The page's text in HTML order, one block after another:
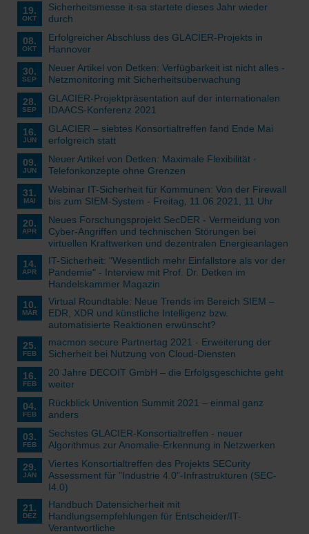
19.
OKT
Sicherheitsmesse it-sa startete dieses Jahr wieder
durch
08.
OKT
Erfolgreicher Abschluss des GLACIER-Projekts in
Hannover
30.
SEP
Neuer Artikel von Detken: Verfügbarkeit ist nicht alles -
Netzmonitoring mit Sicherheitsüberwachung
28.
SEP
GLACIER-Projektpräsentation auf der internationalen
IDAACS-Konferenz 2021
16.
JUN
GLACIER – siebtes Konsortialtreffen fand Ende Mai
erfolgreich statt
09.
JUN
Neuer Artikel von Detken: Maximale Flexibilität -
Telefonkonzepte ohne Grenzen
31.
MAI
Webinar IT-Sicherheit für Kommunen: Von der Firewall
bis zum SIEM-System - Freitag, 11.06.2021, 11 Uhr
20.
APR
Neues Forschungsprojekt SecDER - Vermeidung von
Cyber-Angriffen und technischen Störungen bei
virtuellen Kraftwerken und dezentralen Energieanlagen
14.
APR
IT-Sicherheit: "Wesentlich mehr Einfallstore als vor der
Pandemie" - Interview mit Prof. Dr. Detken im
Handelskammer Magazin
10.
MÄR
Virtual Roundtable: Neue Trends im Bereich SIEM –
EDR, XDR und künstliche Intelligenz bzw.
automatisierte Reaktionen erwünscht?
25.
FEB
macmon secure Partnertag 2021 - Erweiterung der
Sicherheit bei Nutzung von Cloud-Diensten
16.
FEB
20 Jahre DECOIT GmbH – die Erfolgsgeschichte geht
weiter
04.
FEB
Rückblick Univention Summit 2021 – einmal ganz
anders
03.
FEB
Sechstes GLACIER-Konsortialtreffen - neuer
Algorithmus zur Anomalie-Erkennung in Netzwerken
29.
JAN
Viertes Konsortialtreffen des Projekts SECurity
Assessment für "Industrie 4.0"-Infrastrukturen (SEC-
I4.0)
21.
DEZ
Handbuch Datensicherheit mit
Handlungsempfehlungen für Entscheider/IT-
Verantwortliche